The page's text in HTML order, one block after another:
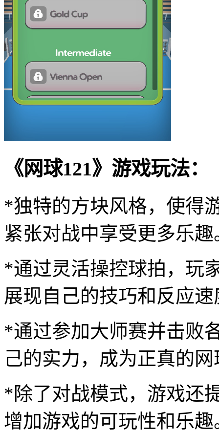
《网球121》游戏玩法：
*独特的方块风格，使得
紧张对战中享受更多乐趣
*通过灵活操控球拍，玩
展现自己的技巧和反应速
*通过参加大师赛并击败
己的实力，成为正真的
*除了对战模式，游戏还
增加游戏的可玩性和乐趣